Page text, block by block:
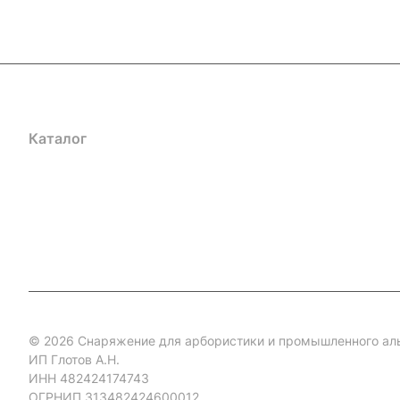
Каталог
© 2026 Снаряжение для арбористики и промышленного
ИП Глотов А.Н.
ИНН 482424174743